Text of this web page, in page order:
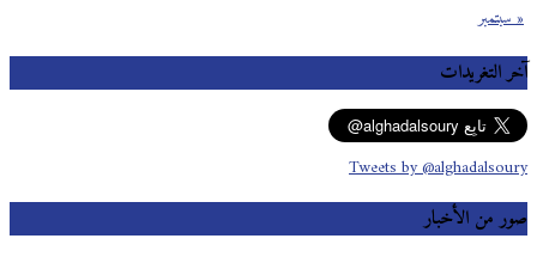
« سبتمبر
آخر التغريدات
Tweets by @alghadalsoury
صور من الأخبار